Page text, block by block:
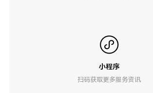
小程序
扫码获取更多服务资讯